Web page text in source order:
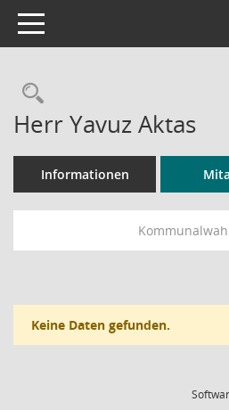
Toggle navigation
Rechercheauswahl
Herr Yavuz Aktas
Informationen
Keine Daten gefunden.